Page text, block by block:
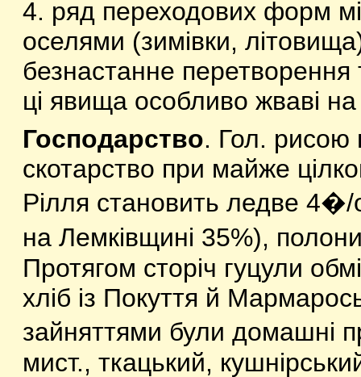
4. ряд переходових форм
оселями (зимівки,
безнастанне перетворення
ці явища особливо жваві на
Господарство. Гол. рисою
скотарство при майже
Рілля становить ледве 4�/
на Лемківщині 35%),
Протягом сторіч гуцули
хліб із Покуття й
зайняттями були домашні
мист., ткацький,